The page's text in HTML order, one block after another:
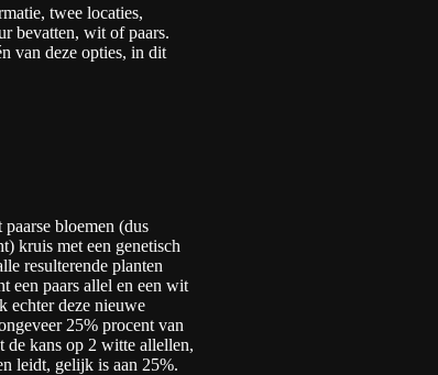
twee locaties,
bevatten, wit of paars.
van deze opties, in dit
bloemen (dus
kruis met een genetisch
resulterende planten
een paars allel en een wit
echter deze nieuwe
25% procent van
de kans op 2 witte allellen,
leidt, gelijk is aan 25%.